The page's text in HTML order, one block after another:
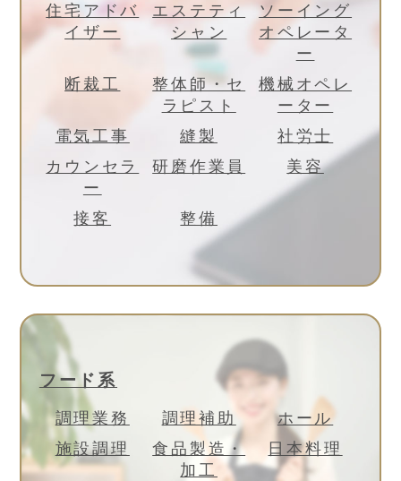
住宅アドバ
イザー
エステティ
シャン
ソーイング
オペレータ
ー
断裁工
整体師・セ
ラピスト
機械オペレ
ーター
電気工事
縫製
社労士
カウンセラ
ー
研磨作業員 美容
接客 整備
フード系
調理業務 調理補助
ホール
施設調理
食品製造・
加工
日本料理